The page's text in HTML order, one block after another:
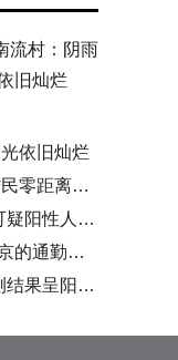
流村：阴雨
旧灿烂
依旧灿烂
云南孟连：禁毒审判进村寨 村民零距离看庭审
内蒙古五原县核酸检测出1例可疑阳性人员 经复核呈阳性
河北保定：涿州、涞水往来北京的通勤人员需持单位证明
内蒙古伊金霍洛旗1人核酸检测结果呈阳性 为运煤司机